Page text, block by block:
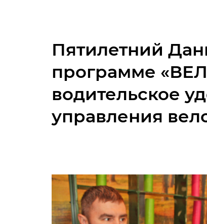
Пятилетний
программе
водительское
управления